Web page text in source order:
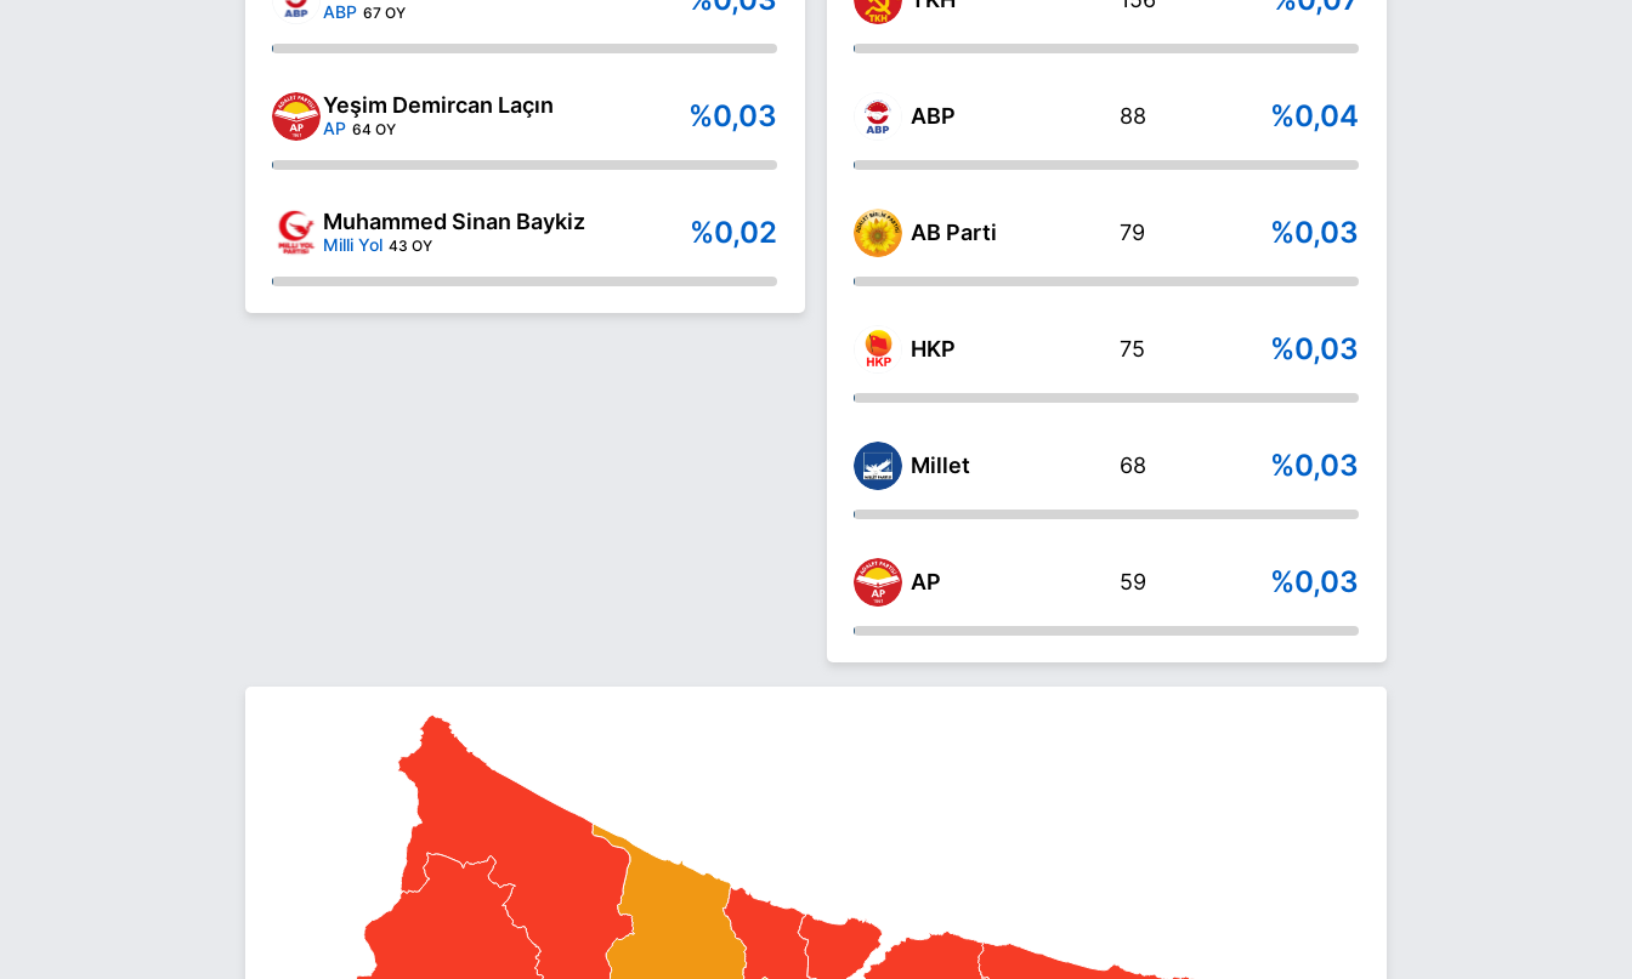
ABP 67 OY
Yeşim Demircan Laçın
AP 64 OY %0,03
Muhammed Sinan Baykiz
Milli Yol 43 OY %0,02
ABP 88 %0,04
AB Parti 79 %0,03
HKP 75 %0,03
Millet 68 %0,03
AP 59 %0,03